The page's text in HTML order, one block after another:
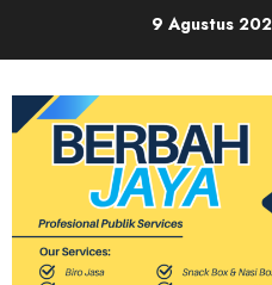
9 Agustus